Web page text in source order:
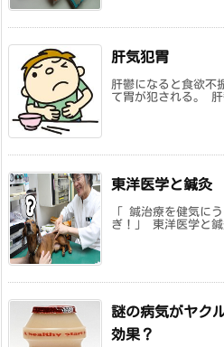
肝気犯胃
肝鬱になると食欲不
て胃が犯される。
東洋医学と鍼
「 鍼治療を健気に
ぎ！」 東洋医学
謎の病気がヤク
効果？